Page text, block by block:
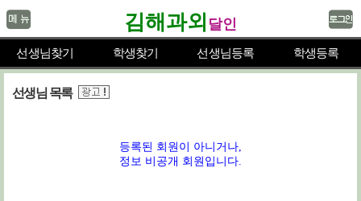
김해과외 달인
선생님찾기 학생찾기 선생님등록 학생등록
선생님 목록
등록된 회원이 아니거나,
정보 비공개 회원입니다.